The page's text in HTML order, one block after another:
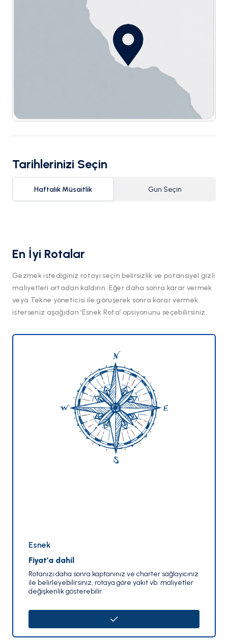
Tarihlerinizi Seçin
Haftalık Müsaitlik Gün Seçin
En İyi Rotalar
Gezmek istediginiz rotayı seçin belirsizlik ve potansiyel gizli
maliyetleri ortadan kaldırın. Eğer daha sonra karar vermek
veya Tekne yöneticisi ile göruşerek sonra karar vermek
isterseniz aşağıdan ‘Esnek Rota’ opsiyonunu seçebilirsiniz.
Esnek
Fiyat’a dahil
Rotanızı daha sonra kaptanınız ve charter sağlayıcınız
ile belirleyebilirsiniz, rotaya göre yakıt vb. maliyetler
değişkenlik gösterebilir.